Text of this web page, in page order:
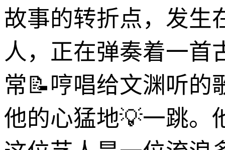
故事的转折点，发生
人，正在弹奏着一首
常📝哼唱给文渊听的
他的心猛地💡一跳。